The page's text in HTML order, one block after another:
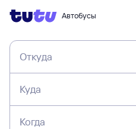
Автобусы
Откуда
Куда
Когда